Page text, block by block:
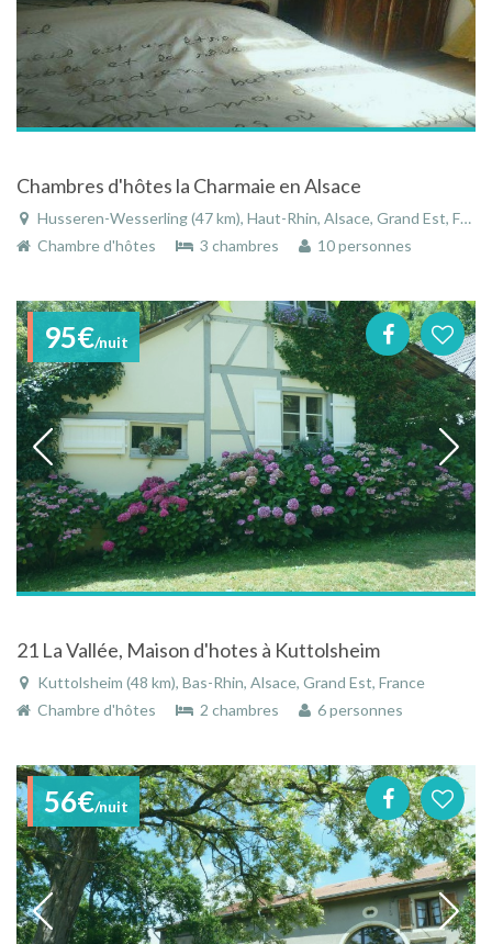
Chambres d'hôtes la Charmaie en Alsace
Husseren-Wesserling (47 km), Haut-Rhin, Alsace, Grand Est, France
Chambre d'hôtes
3 chambres 10 personnes
95€/nuit
21 La Vallée, Maison d'hotes à Kuttolsheim
Kuttolsheim (48 km), Bas-Rhin, Alsace, Grand Est, France
Chambre d'hôtes
2 chambres 6 personnes
56€/nuit